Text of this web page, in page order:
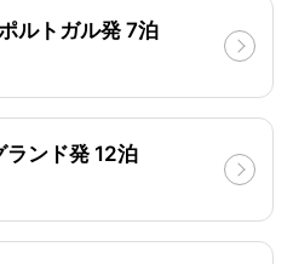
ルトガル発 7泊
ランド発 12泊